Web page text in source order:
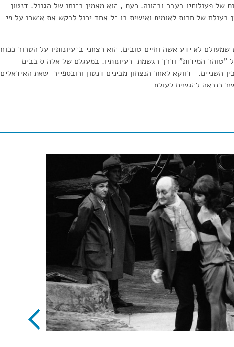
של פעולותיו בעבר ובהווה. כעת , הוא מאמין בכוחו של הגורל. דנטון
בעולם של חרות לאומית ואישית בו כל אחד יכול לבקש את אושרו על פי
שמעולם לא ידע אשה וחיים טובים. הוא רצחני ברעיונותיו על הטרור ככוח
"טוהר המידות" ודרך הגשמת רעיונותיו. במעגלם של אלה סובבים
השניים. דווקא לאחר הנצחון מבינים דנטון ורובספייר שאת האידאלים
כנראה להגשים לעולם.